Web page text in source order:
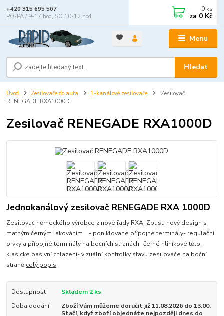
Menu
Hledat
+420 315 695 567
PO-PÁ / 9-17 hod, SO 10-12 hod
0 ks
za 0 Kč
Úvod Zesilovače do auta 1-kanálové zesilovače
Zesilovač
RENEGADE RXA1000D
Zesilovač RENEGADE RXA1000D
Jednokanálový zesilovač RENEGADE RXA 1000D
Zesilovač německého výrobce z nové řady RXA. Zbusu nový design s
matným černým lakováním. - poniklované přípojné terminály- regulační
prvky a přípojné terminály na bočních stranách- černé hliníkové tělo,
klasické pasivní chlazení- vizuální kontrolky stavu zesilovače na boční
straně celý popis
Dostupnost
Skladem 2 ks
Doba dodání
Zboží Vám můžeme doručit již 11.08.2026 do 13:00.
Stačí, když zboží objednáte nejpozději dnes do